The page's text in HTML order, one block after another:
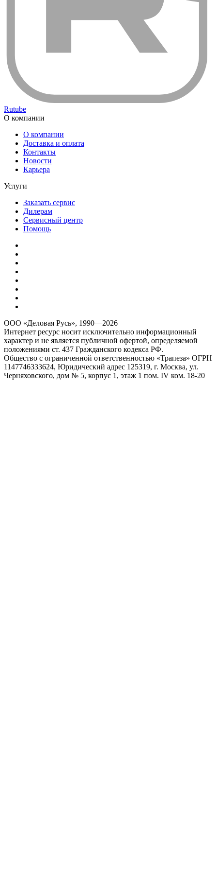
Rutube
О компании
О компании
Доставка и оплата
Контакты
Новости
Карьера
Услуги
Заказать сервис
Дилерам
Сервисный центр
Помощь
ООО «Деловая Русь», 1990—2026
Интернет ресурс носит исключительно информационный
характер и не является публичной офертой, определяемой
положениями ст. 437 Гражданского кодекса РФ.
Общество с ограниченной ответственностью «Трапеза» ОГРН
1147746333624, Юридический адрес 125319, г. Москва, ул.
Черняховского, дом № 5, корпус 1, этаж 1 пом. IV ком. 18-20